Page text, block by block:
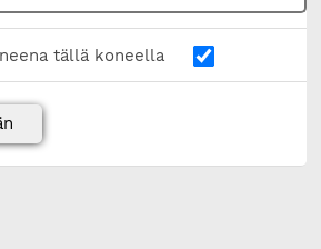
tällä koneella